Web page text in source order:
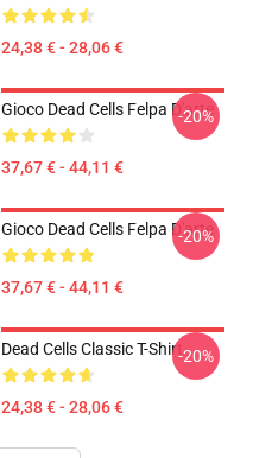
24,38 € - 28,06 €
Gioco Dead Cells Felpa D'arte
37,67 € - 44,11 €
-20%
Gioco Dead Cells Felpa D'arte
37,67 € - 44,11 €
-20%
Dead Cells Classic T-Shirt
24,38 € - 28,06 €
-20%